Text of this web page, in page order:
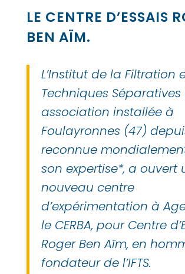
LE CENTRE D’ESSAIS
BEN AÏM.
L’Institut de la Filtration
Techniques Séparatives
association installée à
Foulayronnes (47)
reconnue
son expertise*, a ouvert
nouveau centre
d’expérimentation à
le CERBA, pour Centre
Roger Ben Aïm, en
fondateur de l’IFTS.